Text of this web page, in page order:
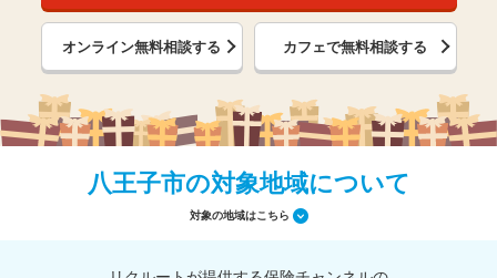
オンライン無料相談する カフェで無料相談する
八王子市の対象地域について
対象の地域はこちら